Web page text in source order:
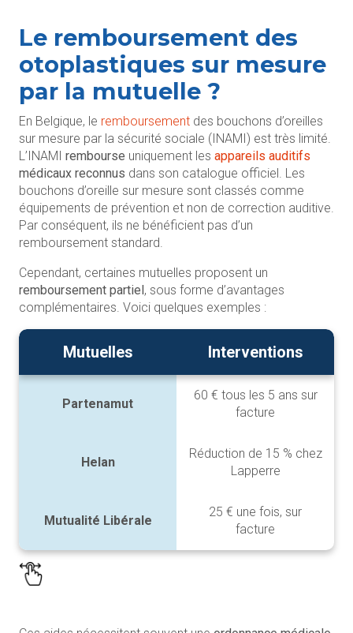
Le remboursement des
otoplastiques sur mesure
par la mutuelle ?
En Belgique, le remboursement des bouchons d’oreilles
sur mesure par la sécurité sociale (INAMI) est très limité.
L’INAMI rembourse uniquement les appareils auditifs
médicaux reconnus dans son catalogue officiel. Les
bouchons d’oreille sur mesure sont classés comme
équipements de prévention et non de correction auditive.
Par conséquent, ils ne bénéficient pas d’un
remboursement standard.
Cependant, certaines mutuelles proposent un
remboursement partiel, sous forme d’avantages
complémentaires. Voici quelques exemples :
Mutuelles Interventions
Partenamut
60 € tous les 5 ans sur
facture
Helan
Réduction de 15 % chez
Lapperre
Mutualité Libérale
25 € une fois, sur
facture